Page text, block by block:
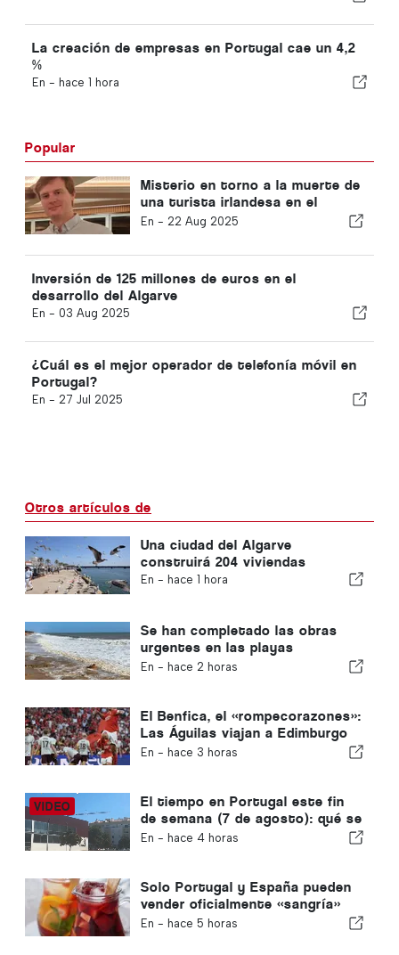
La creación de empresas en Portugal cae un 4,2
%
En - hace 1 hora
Popular
Misterio en torno a la muerte de
una turista irlandesa en el
Algarve
En - 22 Aug 2025
Inversión de 125 millones de euros en el
desarrollo del Algarve
En - 03 Aug 2025
¿Cuál es el mejor operador de telefonía móvil en
Portugal?
En - 27 Jul 2025
Otros artículos de
Una ciudad del Algarve
construirá 204 viviendas
En - hace 1 hora
Se han completado las obras
urgentes en las playas
portuguesas
En - hace 2 horas
El Benfica, el «rompecorazones»:
Las Águilas viajan a Edimburgo
con un pie ya en la siguiente
En - hace 3 horas
El tiempo en Portugal este fin
de semana (7 de agosto): qué se
espera en todo el país este fin
En - hace 4 horas
Solo Portugal y España pueden
vender oficialmente «sangría»
con ese nombre
En - hace 5 horas